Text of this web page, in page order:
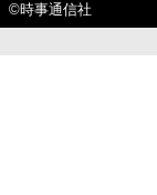
©時事通信社